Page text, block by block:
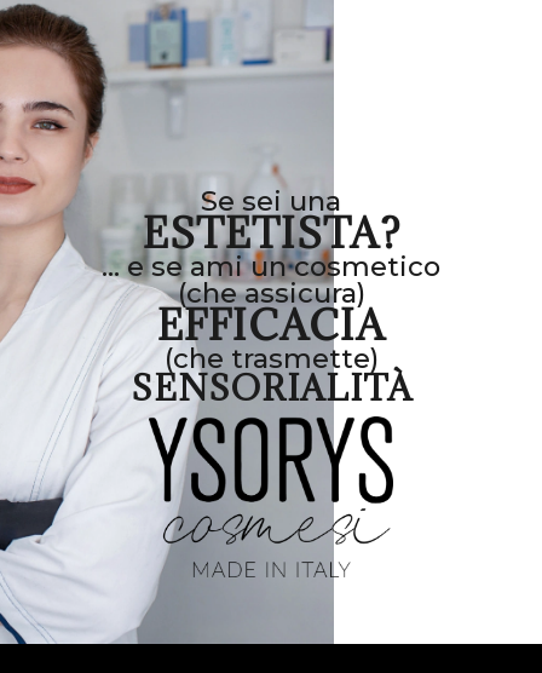
Se sei una
ESTETISTA?
... e se ami un cosmetico
(che assicura)
EFFICACIA
(che trasmette)
SENSORIALITÀ